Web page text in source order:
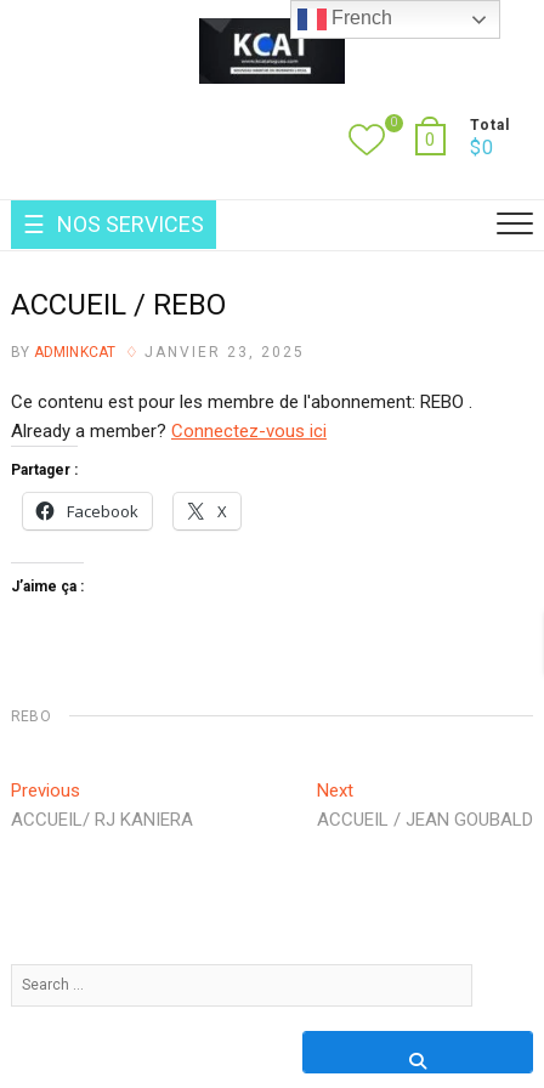
0
0
Total
$0
NOS SERVICES
ACCUEIL / REBO
BY ADMINKCAT JANVIER 23, 2025
Ce contenu est pour les membre de l'abonnement: REBO .
Already a member? Connectez-vous ici
Partager :
Facebook X
J’aime ça :
REBO
Navigation
de
PreviousPrevious
post:
ACCUEIL/ RJ KANIERA
NextNext
post:
ACCUEIL / JEAN GOUBALD
Search
…
French